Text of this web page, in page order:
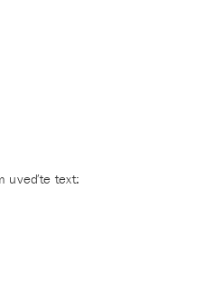
uveďte text: